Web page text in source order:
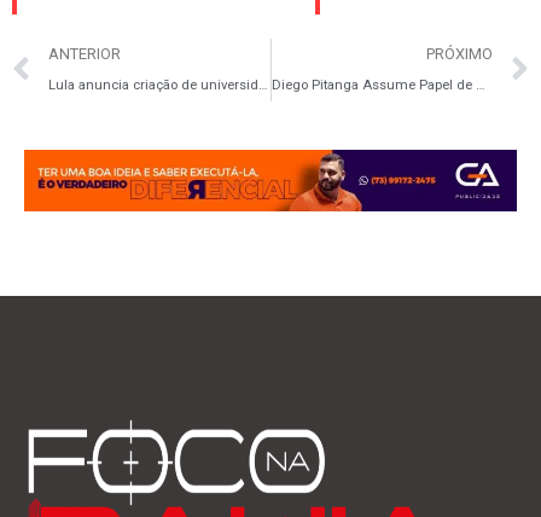
ANTERIOR
Lula anuncia criação de universidade em homenagem à Dona Canô
PRÓXIMO
Diego Pitanga Assume Papel de Destaque na SEAP e Alavanca MDB na Região Sul da Bahia